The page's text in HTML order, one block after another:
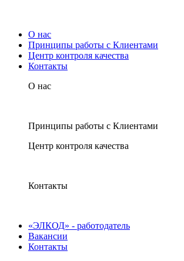
О нас
Принципы работы с Клиентами
Центр контроля качества
Контакты
О нас
Принципы работы с Клиентами
Центр контроля качества
Контакты
«ЭЛКОД» - работодатель
Вакансии
Контакты